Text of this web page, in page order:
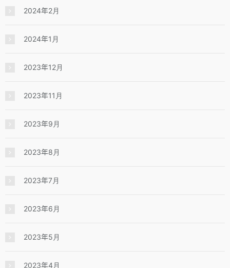
2024年2月
2024年1月
2023年12月
2023年11月
2023年9月
2023年8月
2023年7月
2023年6月
2023年5月
2023年4月